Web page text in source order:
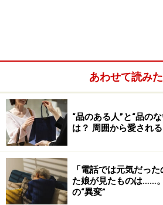
「だから何だという話なんですよ
ょうけど、私の人生はそこからよ
もの。でももう、結婚という年齢
のために生きるのは疲れた。だか
に生きる術を知らないんです」
60歳で定年となり、その後は嘱託
る。大企業ではないため、年金も
はあるが借地なので、売ってもた
し、今さら賃貸住宅は借りられな
あわせて読み
“品のある人”と“品の
は？ 周囲から愛され
「電話では元気だっ
た娘が見たものは……
の“異変”